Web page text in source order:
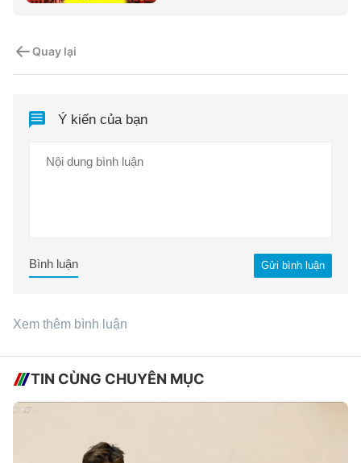
Quay lại
Ý kiến của bạn
Gửi bình luận
Bình luận
Xem thêm bình luận
TIN CÙNG CHUYÊN MỤC